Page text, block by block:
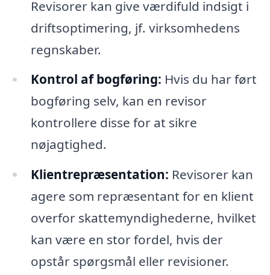
Revisorer kan give værdifuld indsigt i
driftsoptimering, jf. virksomhedens
regnskaber.
Kontrol af bogføring: Hvis du har ført
bogføring selv, kan en revisor
kontrollere disse for at sikre
nøjagtighed.
Klientrepræsentation: Revisorer kan
agere som repræsentant for en klient
overfor skattemyndighederne, hvilket
kan være en stor fordel, hvis der
opstår spørgsmål eller revisioner.